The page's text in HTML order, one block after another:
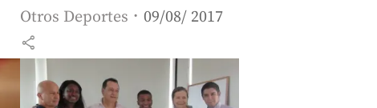
Otros Deportes 09/08/ 2017
share